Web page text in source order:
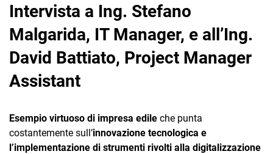
Ecommerce
Email Marketing
Fatturazione
HR
Trust Services
Intervista a Ing. Stefano
Malgarida, IT Manager, e all’Ing.
David Battiato, Project Manager
Assistant
Esempio virtuoso di impresa edile che punta
costantemente sull’innovazione tecnologica e
l’implementazione di strumenti rivolti alla digitalizzazione